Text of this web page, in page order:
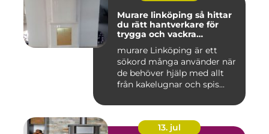
Murare linköping så hittar
du rätt hantverkare för
trygga och vackra
murare Linköping är ett
sökord många använder när
de behöver hjälp med allt
från kakelugnar och spis...
13. jul